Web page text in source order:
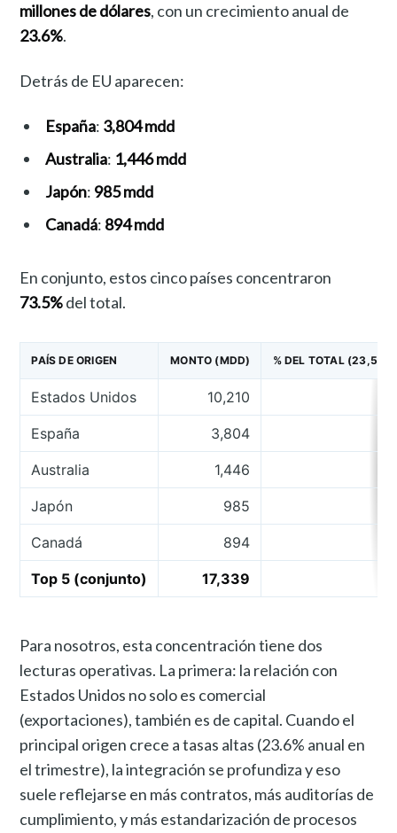
millones de dólares, con un crecimiento anual de
23.6%.
Detrás de EU aparecen:
España: 3,804 mdd
Australia: 1,446 mdd
Japón: 985 mdd
Canadá: 894 mdd
En conjunto, estos cinco países concentraron
73.5%del total.
PAÍS DE ORIGEN MONTO (MDD) % DEL TOTAL (23,591
Estados Unidos 10,210
España 3,804
Australia 1,446
Japón 985
Canadá 894
Top 5 (conjunto) 17,339
Para nosotros, esta concentración tiene dos
lecturas operativas. La primera: la relación con
Estados Unidos no solo es comercial
(exportaciones), también es de capital. Cuando el
principal origen crece a tasas altas (23.6% anual en
el trimestre), la integración se profundiza y eso
suele reflejarse en más contratos, más auditorías de
cumplimiento, y más estandarización de procesos